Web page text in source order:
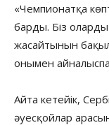
«Чемпионатқа
барды. Біз
жасайтынын
онымен
Айта кетейік,
әуесқойлар